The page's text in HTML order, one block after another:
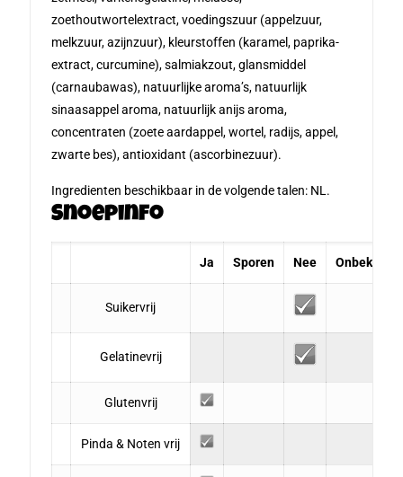
zoethoutwortelextract, voedingszuur (appelzuur,
melkzuur, azijnzuur), kleurstoffen (karamel, paprika-
extract, curcumine), salmiakzout, glansmiddel
(carnaubawas), natuurlijke aroma’s, natuurlijk
sinaasappel aroma, natuurlijk anijs aroma,
concentraten (zoete aardappel, wortel, radijs, appel,
zwarte bes), antioxidant (ascorbinezuur).
Ingredienten beschikbaar in de volgende talen: NL.
Snoepinfo
Ja Sporen Nee Onbekend
Suikervrij
Gelatinevrij
Glutenvrij
Pinda & Noten vrij